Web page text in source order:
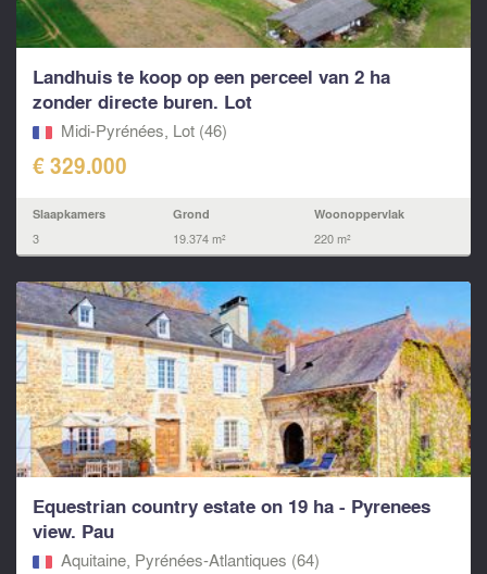
Landhuis te koop op een perceel van 2 ha
zonder directe buren. Lot
Midi-Pyrénées, Lot (46)
€ 329.000
Slaapkamers
3
Grond
19.374 m²
Woonoppervlak
220 m²
Equestrian country estate on 19 ha - Pyrenees
view. Pau
Aquitaine, Pyrénées-Atlantiques (64)